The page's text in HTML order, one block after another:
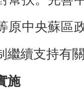
原中央蘇區
繼續支持有
施